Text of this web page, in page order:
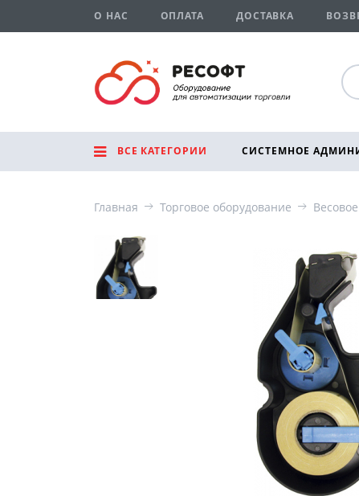
О НАС ОПЛАТА ДОСТАВКА
ВСЕ КАТЕГОРИИ СИСТЕМНОЕ
Главная Торговое оборудование